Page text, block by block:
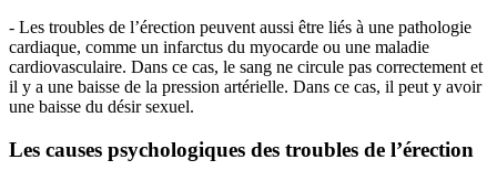
- Les troubles de l’érection peuvent aussi être liés à une pathologie
cardiaque, comme un infarctus du myocarde ou une maladie
cardiovasculaire. Dans ce cas, le sang ne circule pas correctement et
il y a une baisse de la pression artérielle. Dans ce cas, il peut y avoir
une baisse du désir sexuel.
Les causes psychologiques des troubles de l’érection